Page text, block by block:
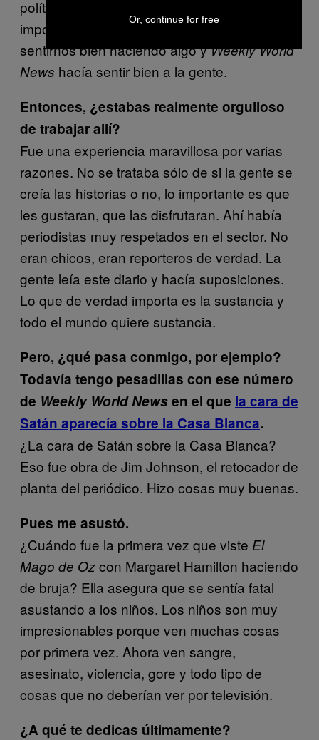
político. No queríamos dar especial
importancia a ningún montaje. Queríamos
sentirnos bien haciendo algo yWeekly World
News hacía sentir bien a la gente.
Entonces, ¿estabas realmente orgulloso
de trabajar allí?
Fue una experiencia maravillosa por varias
razones. No se trataba sólo de si la gente se
creía las historias o no, lo importante es que
les gustaran, que las disfrutaran. Ahí había
periodistas muy respetados en el sector. No
eran chicos, eran reporteros de verdad. La
gente leía este diario y hacía suposiciones.
Lo que de verdad importa es la sustancia y
todo el mundo quiere sustancia.
Pero, ¿qué pasa conmigo, por ejemplo?
Todavía tengo pesadillas con ese número
de Weekly World Newsen el que la cara de
Satán aparecía sobre la Casa Blanca.
¿La cara de Satán sobre la Casa Blanca?
Eso fue obra de Jim Johnson, el retocador de
planta del periódico. Hizo cosas muy buenas.
Pues me asustó.
¿Cuándo fue la primera vez que viste El
Mago de Ozcon Margaret Hamilton haciendo
de bruja? Ella asegura que se sentía fatal
asustando a los niños. Los niños son muy
impresionables porque ven muchas cosas
por primera vez. Ahora ven sangre,
asesinato, violencia, gore y todo tipo de
cosas que no deberían ver por televisión.
¿A qué te dedicas últimamente?
Or, continue for free